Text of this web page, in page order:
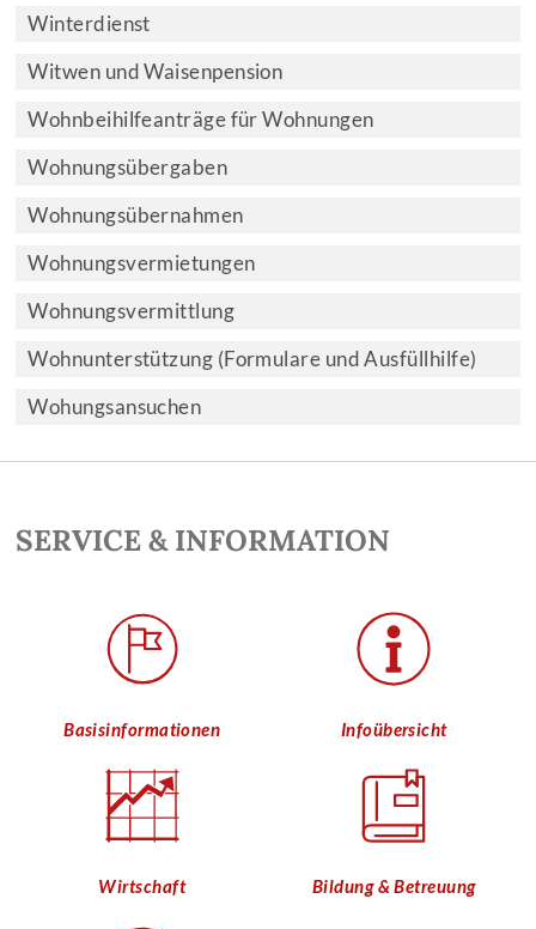
Winterdienst
Witwen und Waisenpension
Wohnbeihilfeanträge für Wohnungen
Wohnungsübergaben
Wohnungsübernahmen
Wohnungsvermietungen
Wohnungsvermittlung
Wohnunterstützung (Formulare und Ausfüllhilfe)
Wohungsansuchen
SERVICE & INFORMATION
Basisinformationen Infoübersicht
Wirtschaft Bildung & Betreuung